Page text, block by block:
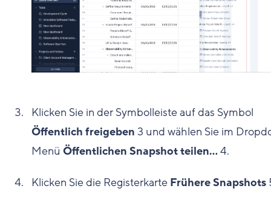
Klicken Sie in der Symbolleiste auf das Symbol
Öffentlich freigeben 3 und wählen Sie im
Menü Öffentlichen Snapshot teilen…4.
Klicken Sie die Registerkarte Frühere Snapshots